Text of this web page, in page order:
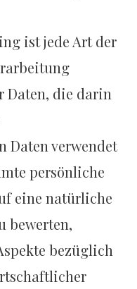
ist jede Art der
Daten, die darin
Daten verwendet
persönliche
eine natürliche
bewerten,
bezüglich